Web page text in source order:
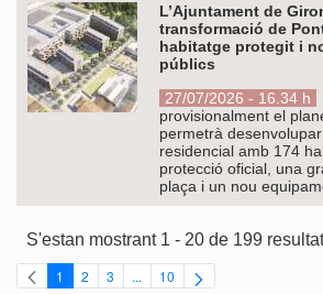
L’Ajuntament de
transformació de
habitatge protegit i
públics
27/07/2026 - 16.34 h
provisionalment el
permetrà
residencial amb 174
protecció oficial, una
plaça i un nou
S'estan mostrant 1 - 20 de 199
Pàgina
1 Pàgina
2 Pàgina
3 ...Pàgines intermèdies Utilitzeu
Pàgina
10